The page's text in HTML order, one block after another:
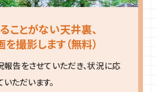
ことがない天井裏、
撮影します（無料）
報告をさせていただき、状況に応
ただいます。